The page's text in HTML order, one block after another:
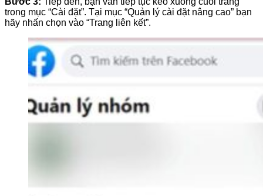
trong mục “Cài đặt”. Tại mục “Quản lý cài đặt nâng cao” bạn
hãy nhấn chọn vào “Trang liên kết”.